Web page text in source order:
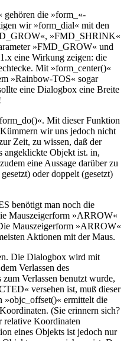
gehören die »form_«-
wir »form_dial« mit den
»FMD_SHRINK«
»FMD_GROW« und
eine Wirkung zeigen: die
Mit »form_center()«
»Rainbow-TOS« sogar
eine Dialogbox eine Breite
Mit dieser Funktion
wir uns jedoch nicht
Zeit, zu wissen, daß der
angeklickte Objekt ist. in,
eine Aussage darüber zu
oder doppelt (gesetzt)
benötigt man noch die
Mauszeigerform »ARROW«
Mauszeigerform »ARROW«
Aktionen mit der Maus.
Die Dialogbox wird mit
Verlassen des
Verlassen benutzt wurde,
versehen ist, muß dieser
»objc_offset()« ermittelt die
(Sie erinnern sich?
Koordinaten
eines Objekts ist jedoch nur